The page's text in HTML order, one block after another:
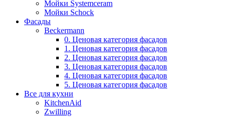
Мойки Systemceram
Мойки Schock
Фасады
Beckermann
0. Ценовая категория фасадов
1. Ценовая категория фасадов
2. Ценовая категория фасадов
3. Ценовая категория фасадов
4. Ценовая категория фасадов
5. Ценовая категория фасадов
Все для кухни
KitchenAid
Zwilling